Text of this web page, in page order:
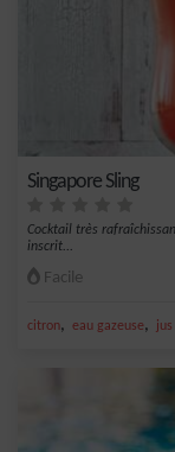
Singapore Sling
Cocktail très
inscrit...
Facile
citron, eau gazeuse,